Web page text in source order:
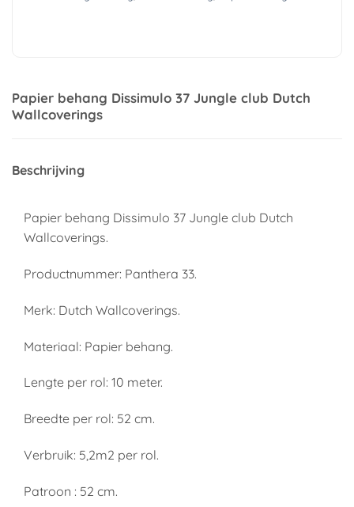
Papier behang Dissimulo 37 Jungle club Dutch
Wallcoverings
Beschrijving
Papier behang Dissimulo 37 Jungle club Dutch
Wallcoverings.
Productnummer: Panthera 33.
Merk: Dutch Wallcoverings.
Materiaal: Papier behang.
Lengte per rol: 10 meter.
Breedte per rol: 52 cm.
Verbruik: 5,2m2 per rol.
Patroon : 52 cm.